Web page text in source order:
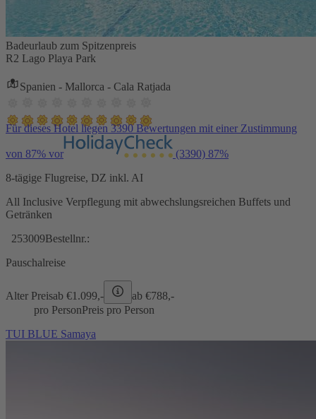
Badeurlaub zum Spitzenpreis
R2 Lago Playa Park
Spanien - Mallorca - Cala Ratjada
Für dieses Hotel liegen 3390 Bewertungen mit einer Zustimmung
von 87% vor (3390) 87%
8-tägige Flugreise, DZ inkl. AI
All Inclusive Verpflegung mit abwechslungsreichen Buffets und
Getränken
253009Bestellnr.:
Pauschalreise
Alter Preisab €1.099,- ab €788,-
pro PersonPreis pro Person
TUI BLUE Samaya